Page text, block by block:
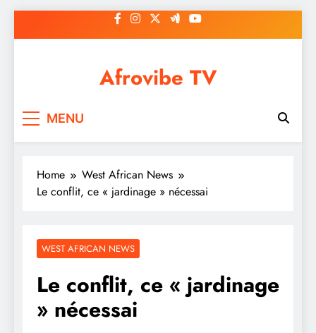
to
Afrovibe TV
MENU
Home
West African News
Le conflit, ce « jardinage » nécessai
WEST AFRICAN NEWS
Le conflit, ce « jardinage
» nécessai